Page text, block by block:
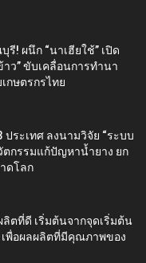
รี! ผนึก “นาเฮียใช้” เปิด
ว” ขับเคลื่อนการทำนา
กษตรกรไทย
ประเทศ ลงนามวิจัย “ระบบ
ตกรรมแก้ปัญหาน้ำยาง ยก
ดโลก
ตที่ดี เริ่มต้นจากจุดเริ่มต้น
พื่อผลผลิตที่มีคุณภาพของ